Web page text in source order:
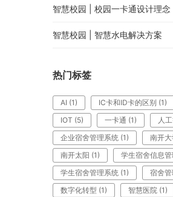
智慧校园 | 校园一卡通设计理念
智慧校园 | 智慧水电解决方案
热门标签
AI (1) IC卡和ID卡的区别 (1)
IOT (5) 一卡通 (1) 人
企业宿舍管理系统 (1) 南开
南开太阳 (1) 学生宿舍信息
学生宿舍管理系统 (1) 宿舍
数字化转型 (1) 智慧医院 (1)